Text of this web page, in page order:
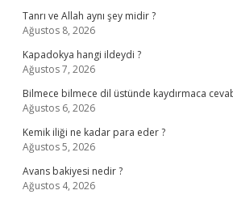
Tanrı ve Allah aynı şey midir ?
Ağustos 8, 2026
Kapadokya hangi ildeydi ?
Ağustos 7, 2026
Bilmece bilmece dil üstünde kaydırmaca
Ağustos 6, 2026
Kemik iliği ne kadar para eder ?
Ağustos 5, 2026
Avans bakiyesi nedir ?
Ağustos 4, 2026